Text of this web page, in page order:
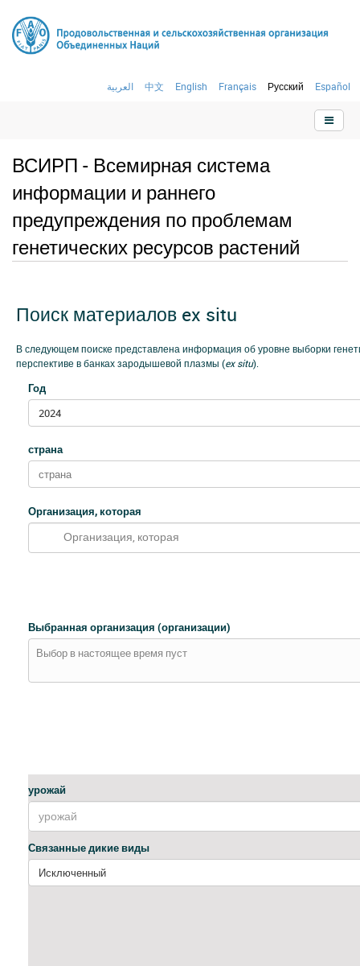
العربية 中文 English Français Русский Español
ВСИРП - Всемирная система
информации и раннего
предупреждения по проблемам
генетических ресурсов растений
Поиск материалов ex situ
В следующем поиске представлена информация об уровне выборки
перспективе в банках зародышевой плазмы (ex situ).
Год
2024
страна
Организация, которая
Организация, которая
Выбранная организация (организации)
Выбор в настоящее время пуст
урожай
Связанные дикие виды
Исключенный